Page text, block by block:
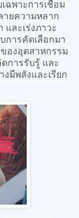
ฉพาะการเชื่อม
ายความหลาก
ละเร่งภาวะ
การคัดเลือกมา
องอุตสาหกรรม
การรับรู้ และ
มีพลังและเรียก